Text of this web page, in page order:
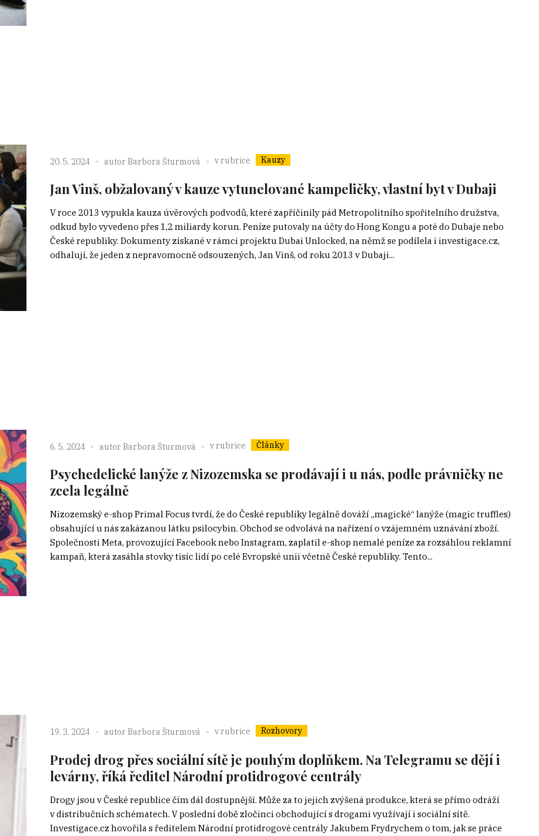
20. 5. 2024 autor Barbora Šturmová v rubrice Kauzy
Jan Vinš, obžalovaný v kauze vytunelované kampeličky, vlastní byt v Dubaji
V roce 2013 vypukla kauza úvěrových podvodů, které zapříčinily pád Metropolitního spořitelního družstva,
odkud bylo vyvedeno přes 1,2 miliardy korun. Peníze putovaly na účty do Hong Kongu a poté do Dubaje nebo
České republiky. Dokumenty získané v rámci projektu Dubai Unlocked, na němž se podílela i investigace.cz,
odhalují, že jeden z nepravomocně odsouzených, Jan Vinš, od roku 2013 v Dubaji...
6. 5. 2024 autor Barbora Šturmová v rubrice Články
Psychedelické lanýže z Nizozemska se prodávají i u nás, podle právničky ne
zcela legálně
Nizozemský e-shop Primal Focus tvrdí, že do České republiky legálně dováží „magické“ lanýže (magic truffles)
obsahující u nás zakázanou látku psilocybin. Obchod se odvolává na nařízení o vzájemném uznávání zboží.
Společnosti Meta, provozující Facebook nebo Instagram, zaplatil e-shop nemalé peníze za rozsáhlou reklamní
kampaň, která zasáhla stovky tisíc lidí po celé Evropské unii včetně České republiky. Tento...
19. 3. 2024 autor Barbora Šturmová v rubrice Rozhovory
Prodej drog přes sociální sítě je pouhým doplňkem. Na Telegramu se dějí i
levárny, říká ředitel Národní protidrogové centrály
Drogy jsou v České republice čím dál dostupnější. Může za to jejich zvýšená produkce, která se přímo odráží
v distribučních schématech. V poslední době zločinci obchodující s drogami využívají i sociální sítě.
Investigace.cz hovořila s ředitelem Národní protidrogové centrály Jakubem Frydrychem o tom, jak se práce